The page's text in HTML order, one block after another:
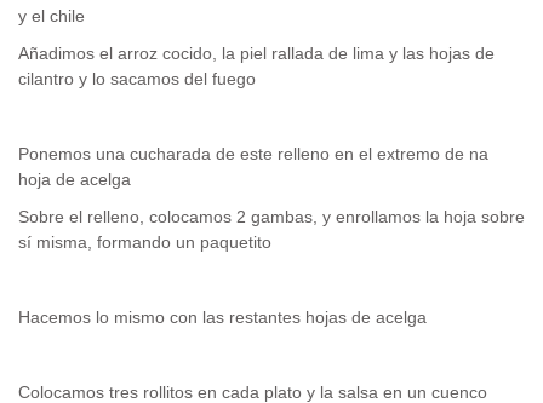
y el chile
Añadimos el arroz cocido, la piel rallada de lima y las hojas de
cilantro y lo sacamos del fuego
Ponemos una cucharada de este relleno en el extremo de na
hoja de acelga
Sobre el relleno, colocamos 2 gambas, y enrollamos la hoja sobre
sí misma, formando un paquetito
Hacemos lo mismo con las restantes hojas de acelga
Colocamos tres rollitos en cada plato y la salsa en un cuenco